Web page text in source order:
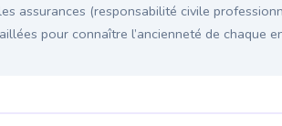
assurances (responsabilité civile
pour connaître l’ancienneté de chaque